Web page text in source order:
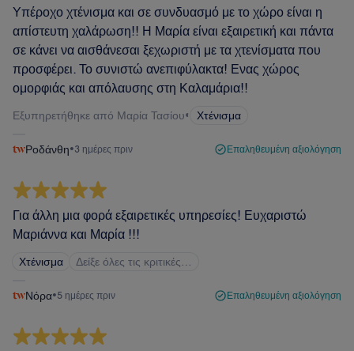
Υπέροχο χτένισμα και σε συνδυασμό με το χώρο είναι η
απίστευτη χαλάρωση!! Η Μαρία είναι εξαιρετική και πάντα
σε κάνει να αισθάνεσαι ξεχωριστή με τα χτενίσματα που
προσφέρει. Το συνιστώ ανεπιφύλακτα! Ενας χώρος
ομορφιάς και απόλαυσης στη Καλαμάρια!!
Εξυπηρετήθηκε από Μαρία Τασίου• Χτένισμα
Ροδάνθη•3 ημέρες πριν Επαληθευμένη αξιολόγηση
Για άλλη μια φορά εξαιρετικές υπηρεσίες! Ευχαριστώ
Μαριάννα και Μαρία !!!
Χτένισμα Δείξε όλες τις κριτικές…
Νόρα•5 ημέρες πριν Επαληθευμένη αξιολόγηση